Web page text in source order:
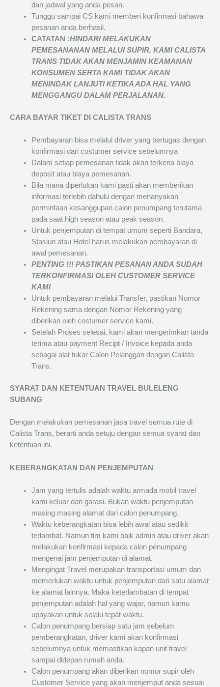
dan jadwal yang anda pesan.
Tunggu sampai CS kami memberi konfirmasi bahawa
pesanan anda berhasil.
CATATAN :HINDARI MELAKUKAN
PEMESANANAN MELALUI SUPIR, KAMICALISTA
TRANSTIDAK AKAN MENJAMINKEAMANAN
KONSUMEN SERTA KAMI TIDAK AKAN
MENINDAK LANJUTI KETIKA ADA HAL YANG
MENGGANGU DALAM PERJALANAN.
CARA BAYAR TIKET DI CALISTA TRANS
Pembayaran bisa melalui driver yang bertugas dengan
konfirmasi dari costumer service sebelumnya
Dalam setiap pemesanan tidak akan terkena biaya
deposit atau biaya pemesanan.
Bila mana diperlukan kami pasti akan memberikan
informasi terlebih dahulu dengan menanyakan
permintaan kesanggupan calon penumpang terutama
pada saat high season atau peak season.
Untuk penjemputan di tempat umum seperti Bandara,
Stasiun atau Hotel harus melakukan pembayaran di
awal pemesanan.
PENTING !!! PASTIKAN PESANAN ANDA SUDAH
TERKONFIRMASI OLEH CUSTOMER SERVICE
KAMI
Untuk pembayaran melalui Transfer, pastikan Nomor
Rekening sama dengan Nomor Rekening yang
diberikan oleh costumer service kami.
Setelah Proses selesai, kami akan mengerimkan tanda
terima atau payment Recipt / Invoice kepada anda
sebagai alat tukar Calon Pelanggan dengan Calista
Trans.
SYARAT DAN KETENTUAN TRAVEL BULELENG
SUBANG
Dengan melakukan pemesanan jasa travel semua rute di
Calista Trans, berarti anda setuju dengan semua syarat dan
ketentuan ini.
KEBERANGKATAN DAN PENJEMPUTAN
Jam yang tertulis adalah waktu armada mobil travel
kami keluar dari garasi. Bukan waktu penjemputan
masing masing alamat dari calon penumpang.
Waktu keberangkatan bisa lebih awal atau sedikit
terlambat. Namun tim kami baik admin atau driver akan
melakukan konfirmasi kepada calon penumpang
mengenai jam penjemputan di alamat.
Mengingat Travel merupakan transportasi umum dan
memerlukan waktu untuk penjemputan dari satu alamat
ke alamat lainnya. Maka keterlambatan di tempat
penjemputan adalah hal yang wajar, namun kamu
upayakan untuk selalu tepat waktu.
Calon penumpang bersiap satu jam sebelum
pemberangkatan, driver kami akan konfirmasi
sebelumnya untuk memastikan kapan unit travel
sampai didepan rumah anda.
Calon penumpang akan diberikan nomor supir oleh
Customer Service yang akan menjemput anda sesuai